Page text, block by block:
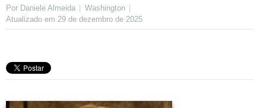
Por Daniele Almeida
Washington
Atualizado em 29 de dezembro de 2025